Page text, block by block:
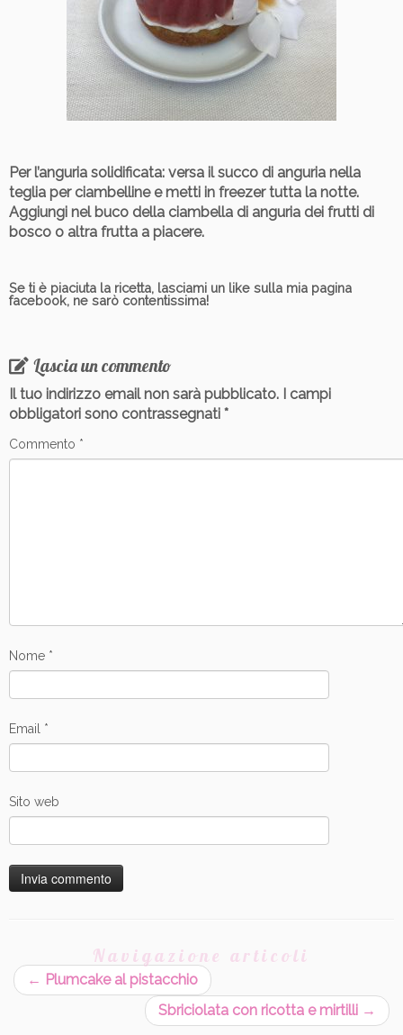
Per l’anguria solidificata: versa il succo di anguria nella
teglia per ciambelline e metti in freezer tutta la notte.
Aggiungi nel buco della ciambella di anguria dei frutti di
bosco o altra frutta a piacere.
Se ti è piaciuta la ricetta, lasciami un like sulla mia pagina
facebook, ne sarò contentissima!
Lascia un commento
Il tuo indirizzo email non sarà pubblicato. I campi
obbligatori sono contrassegnati *
Commento *
Nome *
Email *
Sito web
Navigazione articoli
← Plumcake al pistacchio
Sbriciolata con ricotta e mirtilli →